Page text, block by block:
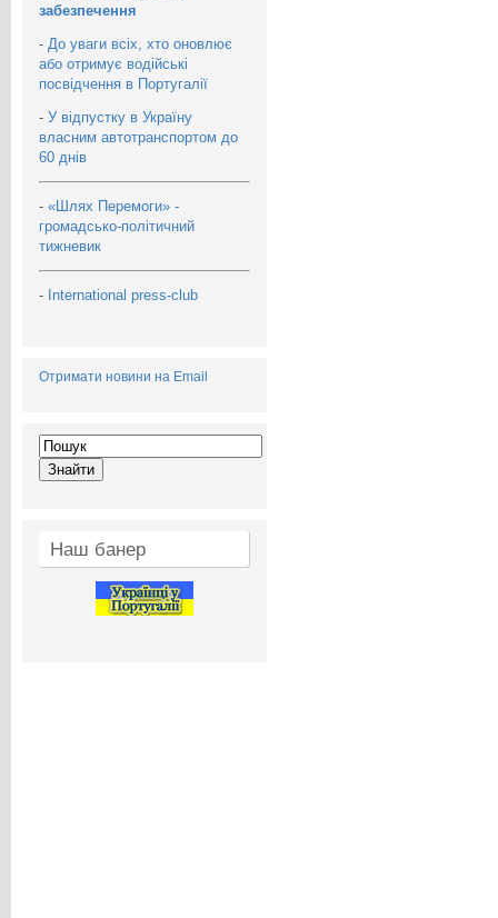
забезпечення
- До уваги всіх, хто оновлює
або отримує водійські
посвідчення в Португалії
- У відпустку в Україну
власним автотранспортом до
60 днів
- «Шлях Перемоги» -
громадсько-політичний
тижневик
- International press-club
Отримати новини на Email
Наш банер